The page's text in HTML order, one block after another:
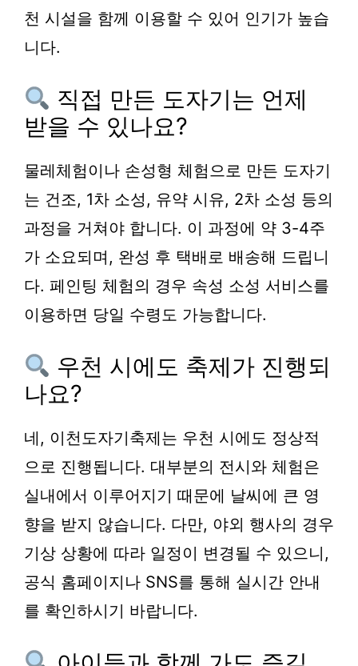
천 시설을 함께 이용할 수 있어 인기가 높습
니다.
직접 만든 도자기는 언제
받을 수 있나요?
물레체험이나 손성형 체험으로 만든 도자기
는 건조, 1차 소성, 유약 시유, 2차 소성 등의
과정을 거쳐야 합니다. 이 과정에 약 3-4주
가 소요되며, 완성 후 택배로 배송해 드립니
다. 페인팅 체험의 경우 속성 소성 서비스를
이용하면 당일 수령도 가능합니다.
우천 시에도 축제가 진행되
나요?
네, 이천도자기축제는 우천 시에도 정상적
으로 진행됩니다. 대부분의 전시와 체험은
실내에서 이루어지기 때문에 날씨에 큰 영
향을 받지 않습니다. 다만, 야외 행사의 경우
기상 상황에 따라 일정이 변경될 수 있으니,
공식 홈페이지나 SNS를 통해 실시간 안내
를 확인하시기 바랍니다.